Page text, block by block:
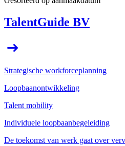
TalentGuide BV
Strategische workforceplanning
Loopbaanontwikkeling
Talent mobility
Individuele loopbaanbegeleiding
De toekomst van werk gaat over